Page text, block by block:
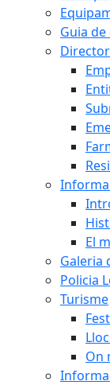
Guia
El
Galeria
Policia
Turisme
On